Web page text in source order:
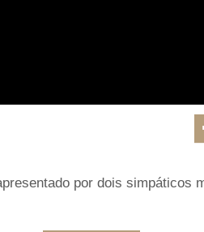
por dois simpáticos